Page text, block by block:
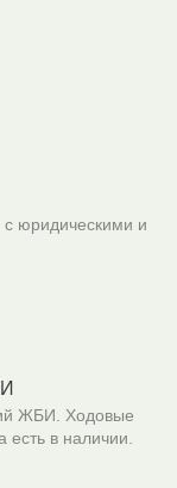
юридическими и
ЖБИ. Ходовые
есть в наличии.